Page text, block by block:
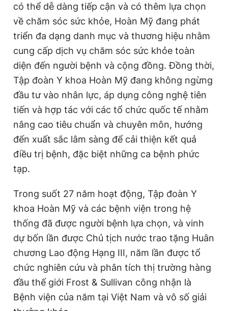
có thể dễ dàng tiếp cận và có thêm lựa chọn
về chăm sóc sức khỏe, Hoàn Mỹ đang phát
triển đa dạng danh mục và thương hiệu nhằm
cung cấp dịch vụ chăm sóc sức khỏe toàn
diện đến người bệnh và cộng đồng. Đồng thời,
Tập đoàn Y khoa Hoàn Mỹ đang không ngừng
đầu tư vào nhân lực, áp dụng công nghệ tiên
tiến và hợp tác với các tổ chức quốc tế nhằm
nâng cao tiêu chuẩn và chuyên môn, hướng
đến xuất sắc lâm sàng để cải thiện kết quả
điều trị bệnh, đặc biệt những ca bệnh phức
tạp.
Trong suốt 27 năm hoạt động, Tập đoàn Y
khoa Hoàn Mỹ và các bệnh viện trong hệ
thống đã được người bệnh lựa chọn, và vinh
dự bốn lần được Chủ tịch nước trao tặng Huân
chương Lao động Hạng III, năm lần được tổ
chức nghiên cứu và phân tích thị trường hàng
đầu thế giới Frost & Sullivan công nhận là
Bệnh viện của năm tại Việt Nam và vô số giải